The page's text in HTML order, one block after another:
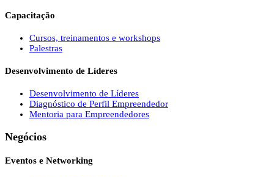
Capacitação
Cursos, treinamentos e workshops
Palestras
Desenvolvimento de Líderes
Desenvolvimento de Líderes
Diagnóstico de Perfil Empreendedor
Mentoria para Empreendedores
Negócios
Eventos e Networking